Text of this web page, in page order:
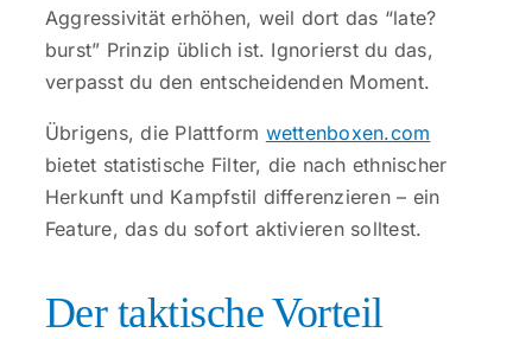
Aggressivität erhöhen, weil dort das “late?
burst” Prinzip üblich ist. Ignorierst du das,
verpasst du den entscheidenden Moment.
Übrigens, die Plattform wettenboxen.com
bietet statistische Filter, die nach ethnischer
Herkunft und Kampfstil differenzieren – ein
Feature, das du sofort aktivieren solltest.
Der taktische Vorteil